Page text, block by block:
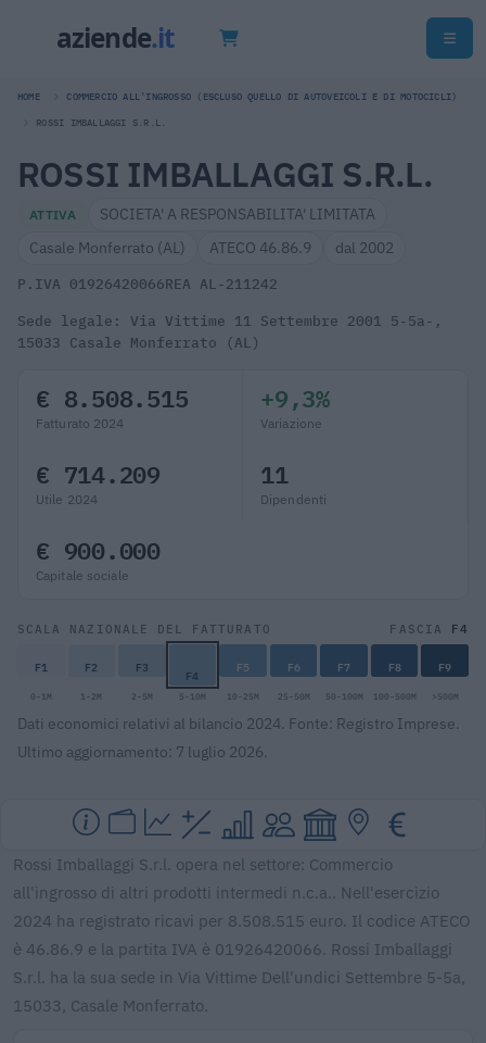
HOME COMMERCIO ALL'INGROSSO (ESCLUSO QUELLO DI AUTOVEICOLI E DI MOTOCICLI)
ROSSI IMBALLAGGI S.R.L.
ROSSI IMBALLAGGI S.R.L.
ATTIVA
SOCIETA' A RESPONSABILITA' LIMITATA
Casale Monferrato (AL)
ATECO 46.86.9 dal 2002
P.IVA 01926420066REA AL-211242
Sede legale: Via Vittime 11 Settembre 2001 5-5a-,
15033 Casale Monferrato (AL)
€ 8.508.515
Fatturato 2024
+9,3%
Variazione
€ 714.209
Utile 2024
11
Dipendenti
€ 900.000
Capitale sociale
SCALA NAZIONALE DEL FATTURATO FASCIA F4
F1 F2 F3 F4 F5 F6 F7 F8 F9
0-1M 1-2M 2-5M 5-10M 10-25M 25-50M 50-100M 100-500M >500M
Dati economici relativi al bilancio 2024. Fonte: Registro Imprese.
Ultimo aggiornamento: 7 luglio 2026.
Rossi Imballaggi S.r.l. opera nel settore: Commercio
all'ingrosso di altri prodotti intermedi n.c.a.. Nell'esercizio
2024 ha registrato ricavi per 8.508.515 euro. Il codice ATECO
è 46.86.9 e la partita IVA è 01926420066. Rossi Imballaggi
S.r.l. ha la sua sede in Via Vittime Dell'undici Settembre 5-5a,
15033, Casale Monferrato.